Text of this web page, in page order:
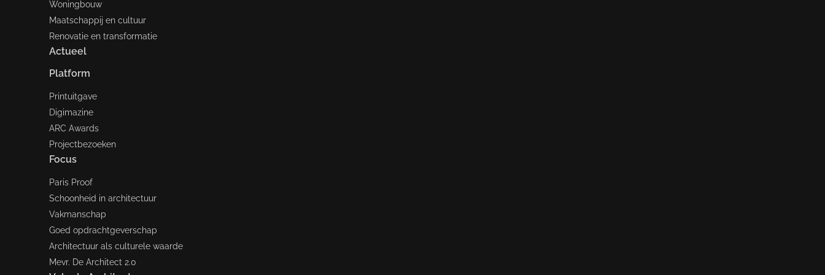
Woningbouw
Maatschappij en cultuur
Renovatie en transformatie
Actueel
Platform
Printuitgave
Digimazine
ARC Awards
Projectbezoeken
Focus
Paris Proof
Schoonheid in architectuur
Vakmanschap
Goed opdrachtgeverschap
Architectuur als culturele waarde
Mevr. De Architect 2.0